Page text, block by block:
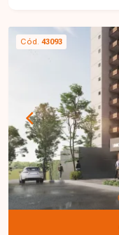
Cód. 43093